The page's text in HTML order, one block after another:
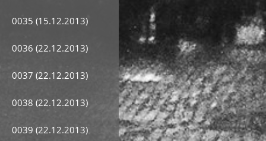
0035 (15.12.2013)
0036 (22.12.2013)
0037 (22.12.2013)
0038 (22.12.2013)
0039 (22.12.2013)